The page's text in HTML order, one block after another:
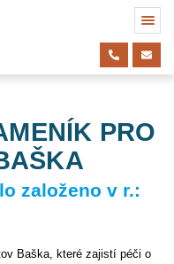
PRO
založeno v r.:
Baška, které zajistí péči o